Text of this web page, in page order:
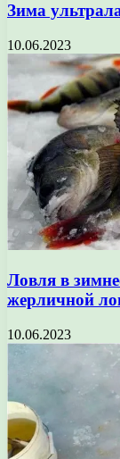
Зима
10.06.2023
Ловля в
жерличной
10.06.2023